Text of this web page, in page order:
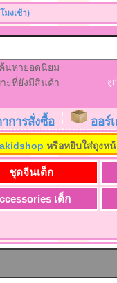
มงเช้า)
ค้นหายอดนิยม
ะที่ยังมีสินค้า
ลู
การสั่งซื้อ ออร์
หรือหยิบใส่ถุงหน้
ชุดจีนเด็ก
เด็ก